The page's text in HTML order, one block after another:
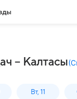
– Калтасы(
Вт, 11